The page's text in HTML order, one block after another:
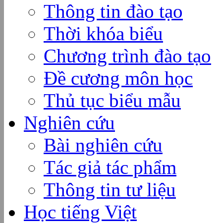
Thông tin đào tạo
Thời khóa biểu
Chương trình đào tạo
Đề cương môn học
Thủ tục biểu mẫu
Nghiên cứu
Bài nghiên cứu
Tác giả tác phẩm
Thông tin tư liệu
Học tiếng Việt